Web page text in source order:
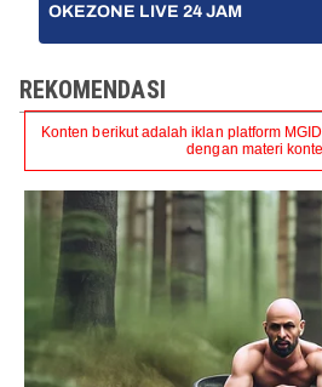
OKEZONE LIVE 24 JAM